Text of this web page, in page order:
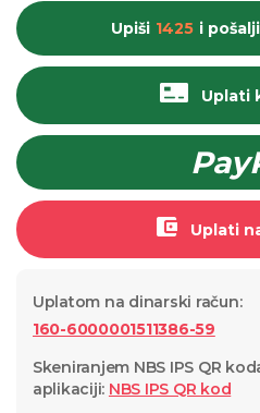
Uplati
Uplati
Upiši 1425 i pošalji
Uplatom na dinarski račun:
160-6000001511386-59
Skeniranjem NBS IPS QR
aplikaciji: NBS IPS QR kod